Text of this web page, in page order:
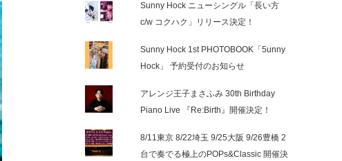
Sunny Hock ニューシングル「長い方
c/w コクハク」リリース決定！
Sunny Hock 1st PHOTOBOOK「5unny
Hock」 予約受付のお知らせ
アレンジ王子まさふみ 30th Birthday
Piano Live 『Re:Birth』開催決定！
8/11東京 8/22埼玉 9/25大阪 9/26豊橋 2
台で奏でる極上のPOPs&Classic 開催決